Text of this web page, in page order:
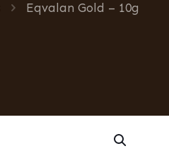
Eqvalan Gold – 10g